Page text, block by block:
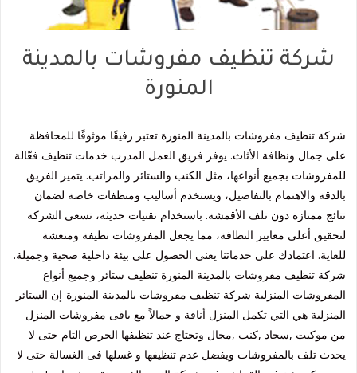
شركة تنظيف مفروشات بالمدينة
المنورة
شركة تنظيف مفروشات بالمدينة المنورة تعتبر رفيقًا موثوقًا للمحافظة
على جمال ونظافة الأثاث. يوفر فريق العمل المدرب خدمات تنظيف فعّالة
للمفروشات بجميع أنواعها، مثل الكنب والستائر والمراتب. يتميز الفريق
بالدقة والاهتمام بالتفاصيل، ويستخدم أساليب ومنظفات خاصة لضمان
نتائج ممتازة دون تلف الأقمشة. باستخدام تقنيات حديثة، تسعى الشركة
لتحقيق أعلى معايير النظافة، مما يجعل المفروشات نظيفة ومنعشة
للغاية. اعتمادك على خدماتنا يعني الحصول على بيئة داخلية صحية وجميلة.
شركة تنظيف مفروشات بالمدينة المنورة تنظيف ستائر وجميع أنواع
المفروشات المنزلية شركة تنظيف مفروشات بالمدينة المنورة-إن الستائر
المنزلية هي التي تكمل المنزل أناقة و جمالاً مع باقى مفروشات المنزل
من موكيت ,سجاد ,كنب ,مجال وتحتاج عند تنظيفها الحرص التام حتى لا
يحدث تلف بالمفروشات ويفضل عدم تنظيفها و غسلها فى الغسالة حتى لا